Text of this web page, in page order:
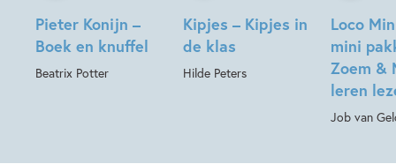
Pieter Konijn –
Boek en knuffel
Beatrix Potter
Kipjes – Kipjes in
de klas
Hilde Peters
Loco
mini
Zoem &
leren
Job van